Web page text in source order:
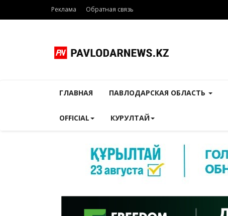
Реклама Обратная связь
ГЛАВНАЯ ПАВЛОДАРСКАЯ ОБЛАСТЬ
OFFICIAL КУРУЛТАЙ